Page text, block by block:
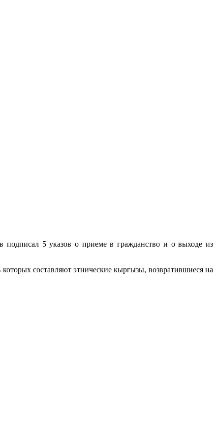
подписал 5 указов о приеме в гражданство и о выходе из
составляют этнические кыргызы, возвратившиеся на